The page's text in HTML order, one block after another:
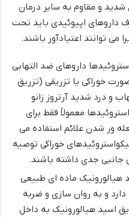
شدید و مقاوم به سایر درمان
داروهای اپیوئیدی باید تحت
می توانند اعتیادآور باشند.
داروهای ضد التهابی
خوراکی یا تزریقی (تزریق
و درد شدید آرتروز زانو
معمولاً فقط برای
ور شدن علائم استفاده می
خوراکی توصیه
جانبی جدی داشته باشند.
هیالورونیک ماده ای طبیعی
و به روان سازی و ضربه
اسید هیالورونیک به داخل